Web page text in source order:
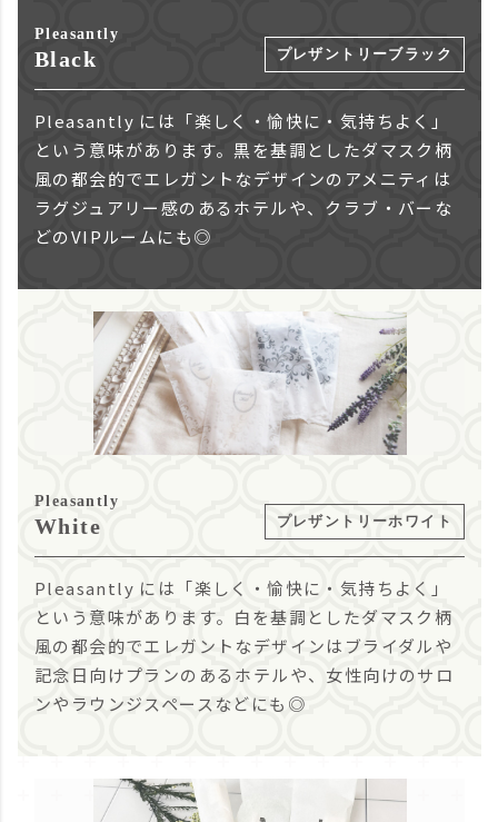
Pleasantly
Black プレザントリーブラック
Pleasantly には「楽しく・愉快に・気持ちよく」
という意味があります。黒を基調としたダマスク柄
風の都会的でエレガントなデザインのアメニティは
ラグジュアリー感のあるホテルや、クラブ・バーな
どのVIPルームにも◎
Pleasantly
White プレザントリーホワイト
Pleasantly には「楽しく・愉快に・気持ちよく」
という意味があります。白を基調としたダマスク柄
風の都会的でエレガントなデザインはブライダルや
記念日向けプランのあるホテルや、女性向けのサロ
ンやラウンジスペースなどにも◎